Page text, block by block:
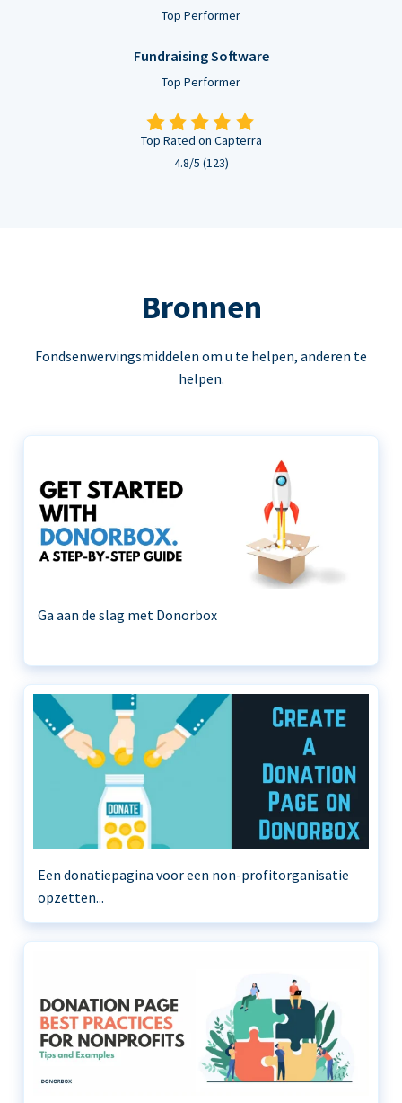
Top Performer
Fundraising Software
Top Performer
Top Rated on Capterra
4.8/5 (123)
Bronnen
Fondsenwervingsmiddelen om u te helpen, anderen te
helpen.
Ga aan de slag met Donorbox
Een donatiepagina voor een non-profitorganisatie
opzetten...